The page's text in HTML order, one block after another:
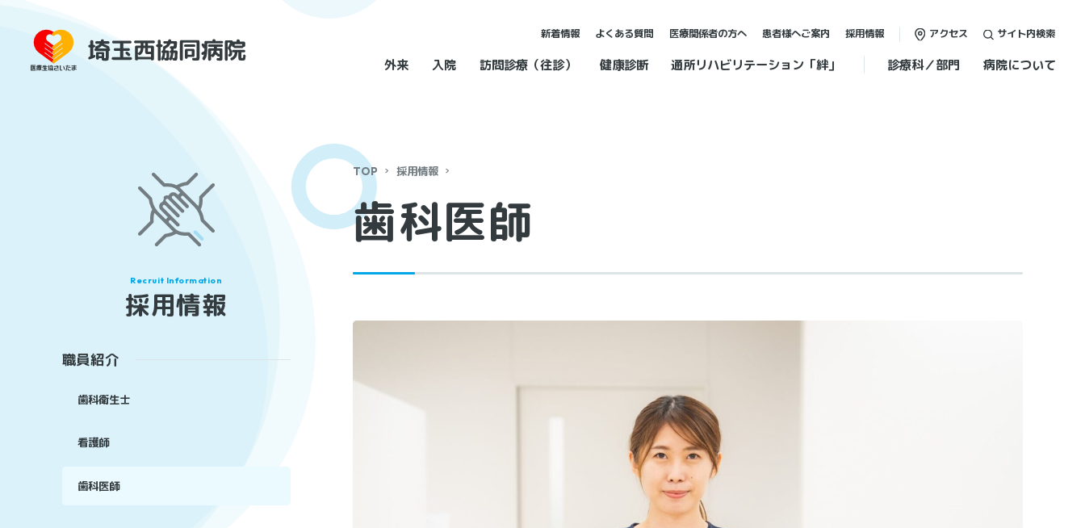
外来 入院 訪問診療（往診） 健康診断 通所リハビリテーション「絆」 診療科／部門 病院について
新着情報 よくある質問 医療関係者の方へ 患者様へご案内 採用情報 アクセス サイト内検索
TOP 採用情報
歯科医師
採用情報
職員紹介
歯科衛生士
看護師
歯科医師